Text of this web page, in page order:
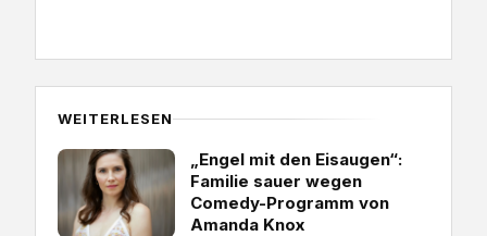
WEITERLESEN
„Engel mit den Eisaugen“:
Familie sauer wegen
Comedy-Programm von
Amanda Knox